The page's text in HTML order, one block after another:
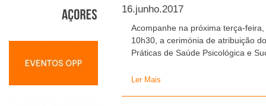
16.junho.2017
Acompanhe na próxima terça-
10h30, a cerimónia de atribuição
Práticas de Saúde Psicológica e
Ler Mais